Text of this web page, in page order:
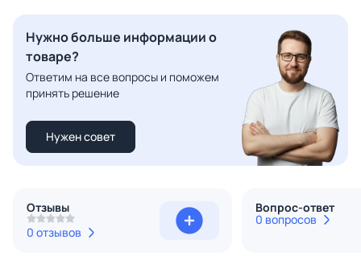
Нужно больше информации о
товаре?
Ответим на все вопросы и поможем
принять решение
Нужен совет
Отзывы
0 отзывов
Вопрос-ответ
0 вопросов